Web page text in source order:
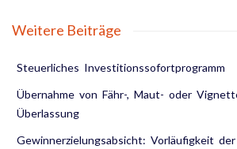
Weitere Beiträge
Steuerliches Investitionssofortprogramm
Übernahme von Fähr-, Maut- oder
Überlassung
Gewinnerzielungsabsicht: Vorläufigkeit der